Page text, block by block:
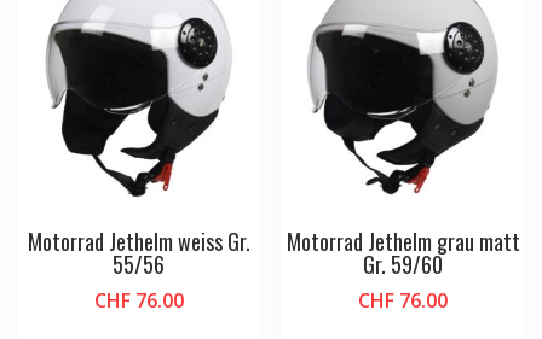
Motorrad Jethelm weiss Gr.
55/56
CHF76.00
Motorrad Jethelm grau matt
Gr. 59/60
CHF 76.00